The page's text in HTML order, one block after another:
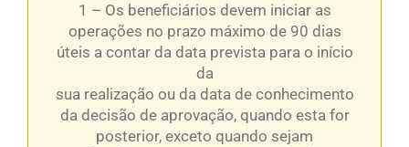
1 – Os beneficiários devem iniciar as
operações no prazo máximo de 90 dias
úteis a contar da data prevista para o início
da
sua realização ou da data de conhecimento
da decisão de aprovação, quando esta for
posterior, exceto quando sejam